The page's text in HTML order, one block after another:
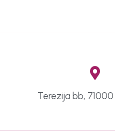
Terezija bb,